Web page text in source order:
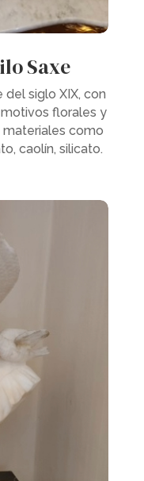
Saxe
del siglo XIX, con
florales y
como
caolín, silicato.